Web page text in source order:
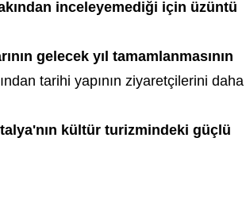
inceleyemediği için üzüntü
gelecek yıl tamamlanmasının
tarihi yapının ziyaretçilerini daha
kültür turizmindeki güçlü